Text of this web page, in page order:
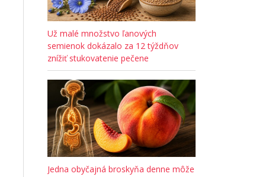
Už malé množstvo ľanových
semienok dokázalo za 12 týždňov
znížiť stukovatenie pečene
Jedna obyčajná broskyňa denne môže